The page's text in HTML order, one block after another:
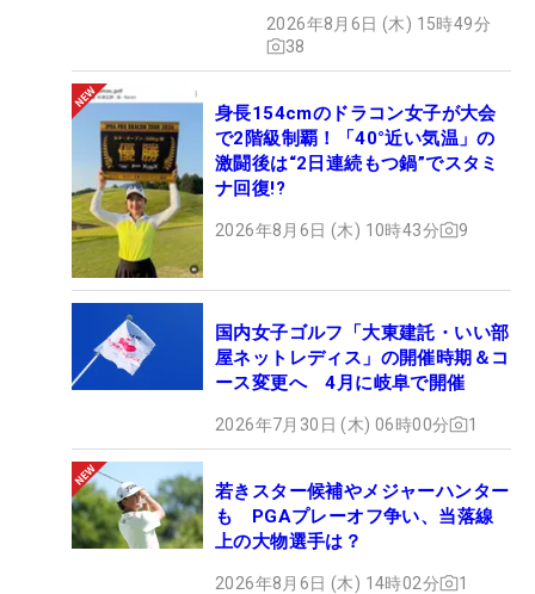
2026年8月6日 (木) 15時49分
38
身長154cmのドラコン女子が大会
で2階級制覇！「40°近い気温」の
激闘後は“2日連続もつ鍋”でスタミ
ナ回復!?
2026年8月6日 (木) 10時43分 9
国内女子ゴルフ「大東建託・いい部
屋ネットレディス」の開催時期＆コ
ース変更へ 4月に岐阜で開催
2026年7月30日 (木) 06時00分 1
若きスター候補やメジャーハンター
も PGAプレーオフ争い、当落線
上の大物選手は？
2026年8月6日 (木) 14時02分 1